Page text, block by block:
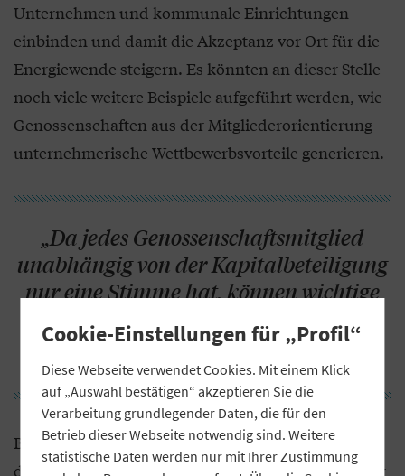
Unternehmen und kommunale Einrichtungen
einbinden und damit die Akzeptanz vor Ort für die
Energiewende steigern. Es könnten an dieser Stelle
noch viele weitere Beispiele aufgeführt werden, wie
Genossenschaften aus der Mitgliederorientierung
unternehmerische Wettbewerbsvorteile generieren.
„Da jedes Genossenschaftsmitglied
unabhängig von der Kapitalbeteiligung
nur eine Stimme hat, können wichtige
Entscheidungen nicht von
Einzelinteressen dominiert werden.“
Bei den grundsätzlichen Entscheidungen können
die Genossenschaftsmitglieder in der General- oder
Cookie-Einstellungen für „Profil“
Diese Webseite verwendet Cookies. Mit einem Klick
auf „Auswahl bestätigen“ akzeptieren Sie die
Verarbeitung grundlegender Daten, die für den
Betrieb dieser Webseite notwendig sind. Weitere
statistische Daten werden nur mit Ihrer Zustimmung